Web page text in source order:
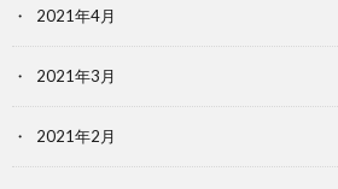
2021年4月
2021年3月
2021年2月